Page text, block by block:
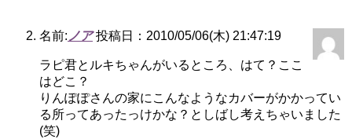
名前: ノア 投稿日：2010/05/06(木) 21:47:19
ラピ君とルキちゃんがいるところ、はて？ここ
はどこ？
りんぽぽさんの家にこんなようなカバーがかかってい
る所ってあったっけかな？としばし考えちゃいました
(笑)